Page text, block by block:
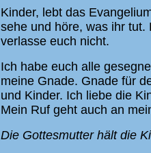
Kinder, lebt das
sehe und höre, was ihr
verlasse euch nicht.
Ich habe euch alle
meine Gnade. Gnade für
und Kinder. Ich liebe die
Mein Ruf geht auch an
Die Gottesmutter hält die